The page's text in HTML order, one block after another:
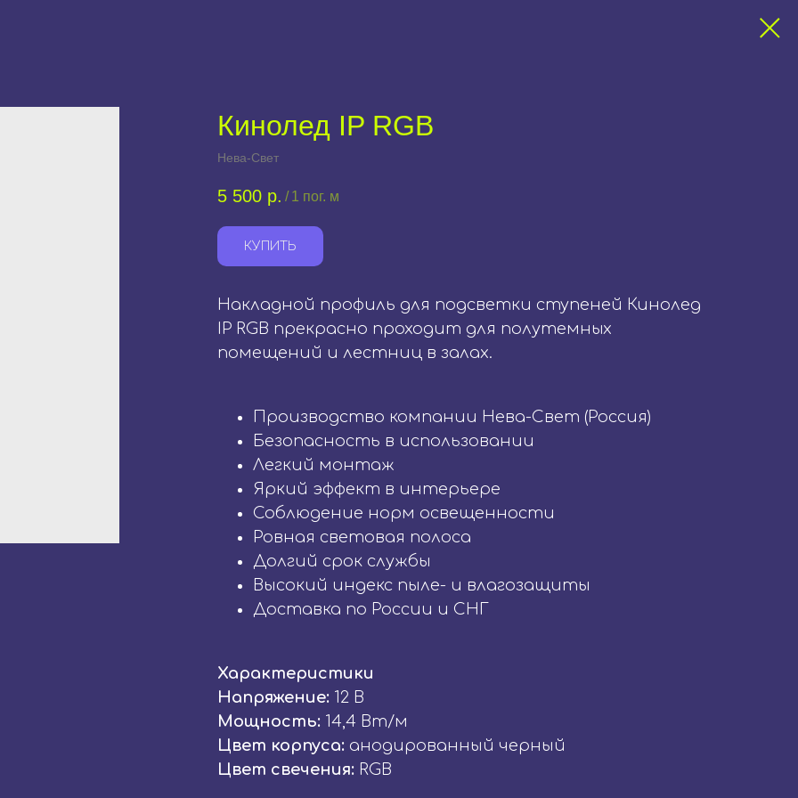
Кинолед IP RGB
Нева-Свет
5 500 р. / 1 пог. м
КУПИТЬ
Накладной профиль для подсветки ступеней Кинолед
IP RGB прекрасно проходит для полутемных
помещений и лестниц в залах.
Производство компании Нева-Свет (Россия)
Безопасность в использовании
Легкий монтаж
Яркий эффект в интерьере
Соблюдение норм освещенности
Ровная световая полоса
Долгий срок службы
Высокий индекс пыле- и влагозащиты
Доставка по России и СНГ
Характеристики
Напряжение: 12 В
Мощность: 14,4 Вт/м
Цвет корпуса: анодированный черный
Цвет свечения: RGB